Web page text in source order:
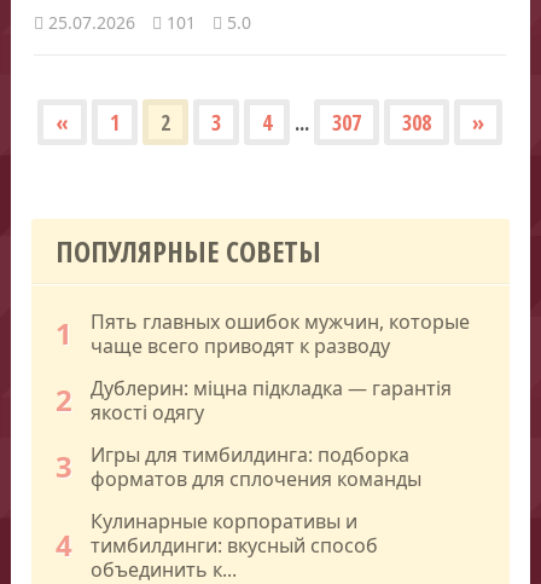
25.07.2026 101 5.0
« 1 2 3 4 ... 307 308 »
ПОПУЛЯРНЫЕ СОВЕТЫ
1
Пять главных ошибок мужчин, которые
чаще всего приводят к разводу
2
Дублерин: міцна підкладка — гарантія
якості одягу
3
Игры для тимбилдинга: подборка
форматов для сплочения команды
4
Кулинарные корпоративы и
тимбилдинги: вкусный способ
объединить к...